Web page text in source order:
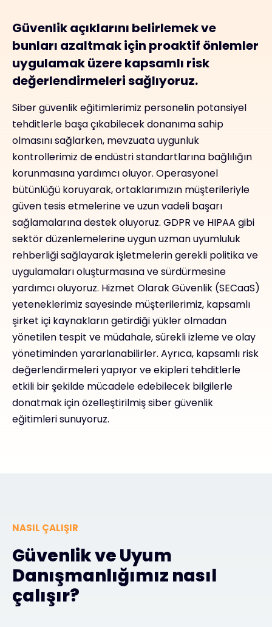
Güvenlik açıklarını belirlemek ve
bunları azaltmak için proaktif önlemler
uygulamak üzere kapsamlı risk
değerlendirmeleri sağlıyoruz.
Siber güvenlik eğitimlerimiz personelin potansiyel
tehditlerle başa çıkabilecek donanıma sahip
olmasını sağlarken, mevzuata uygunluk
kontrollerimiz de endüstri standartlarına bağlılığın
korunmasına yardımcı oluyor. Operasyonel
bütünlüğü koruyarak, ortaklarımızın müşterileriyle
güven tesis etmelerine ve uzun vadeli başarı
sağlamalarına destek oluyoruz. GDPR ve HIPAA gibi
sektör düzenlemelerine uygun uzman uyumluluk
rehberliği sağlayarak işletmelerin gerekli politika ve
uygulamaları oluşturmasına ve sürdürmesine
yardımcı oluyoruz. Hizmet Olarak Güvenlik (SECaaS)
yeteneklerimiz sayesinde müşterilerimiz, kapsamlı
şirket içi kaynakların getirdiği yükler olmadan
yönetilen tespit ve müdahale, sürekli izleme ve olay
yönetiminden yararlanabilirler. Ayrıca, kapsamlı risk
değerlendirmeleri yapıyor ve ekipleri tehditlerle
etkili bir şekilde mücadele edebilecek bilgilerle
donatmak için özelleştirilmiş siber güvenlik
eğitimleri sunuyoruz.
NASIL ÇALIŞIR
Güvenlik ve Uyum
Danışmanlığımız nasıl
çalışır?